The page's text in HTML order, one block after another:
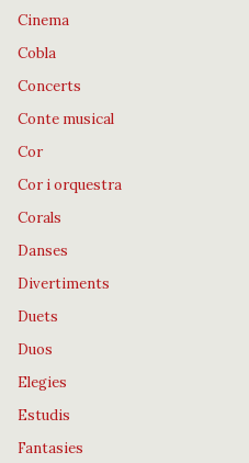
Cinema
Cobla
Concerts
Conte musical
Cor
Cor i orquestra
Corals
Danses
Divertiments
Duets
Duos
Elegies
Estudis
Fantasies